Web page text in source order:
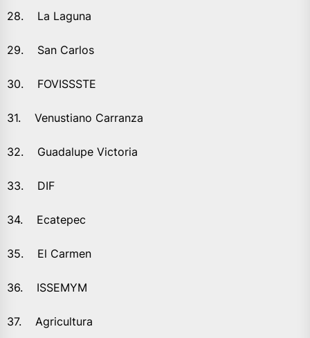
28. La Laguna
29. San Carlos
30. FOVISSSTE
31. Venustiano Carranza
32. Guadalupe Victoria
33. DIF
34. Ecatepec
35. El Carmen
36. ISSEMYM
37. Agricultura